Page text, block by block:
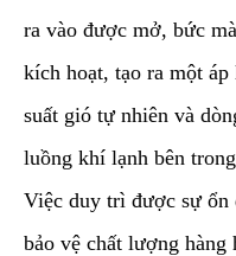
ra vào được mở, bức
kích hoạt, tạo ra một
suất gió tự nhiên và
luồng khí lạnh bên
Việc duy trì được sự
bảo vệ chất lượng hàng